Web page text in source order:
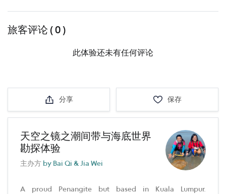
旅客评论 ( 0 )
此体验还未有任何评论
分享 保存
天空之镜之潮间带与海底世界
勘探体验
主办方 by Bai Qi & Jia Wei
A proud Penangite but based in Kuala Lumpur.